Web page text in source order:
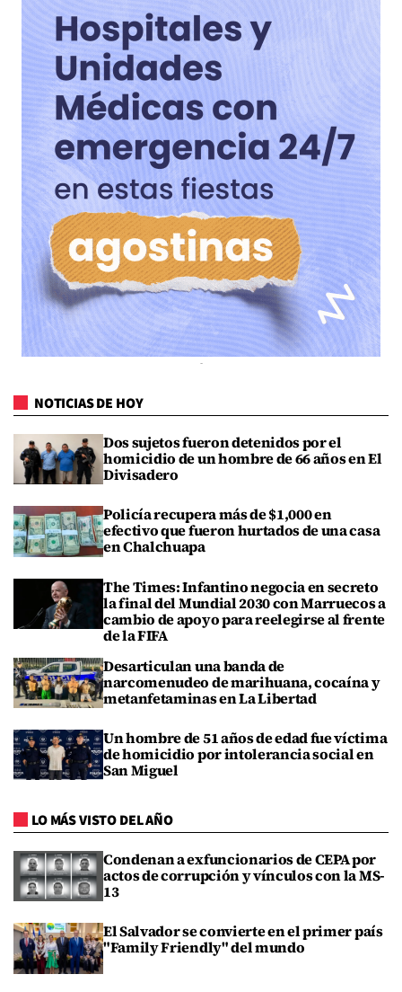
NOTICIAS DE HOY
Dos sujetos fueron detenidos por el
homicidio de un hombre de 66 años en El
Divisadero
Policía recupera más de $1,000 en
efectivo que fueron hurtados de una casa
en Chalchuapa
The Times: Infantino negocia en secreto
la final del Mundial 2030 con Marruecos a
cambio de apoyo para reelegirse al frente
de la FIFA
Desarticulan una banda de
narcomenudeo de marihuana, cocaína y
metanfetaminas en La Libertad
Un hombre de 51 años de edad fue víctima
de homicidio por intolerancia social en
San Miguel
LO MÁS VISTO DEL AÑO
Condenan a exfuncionarios de CEPA por
actos de corrupción y vínculos con la MS-
13
El Salvador se convierte en el primer país
"Family Friendly" del mundo